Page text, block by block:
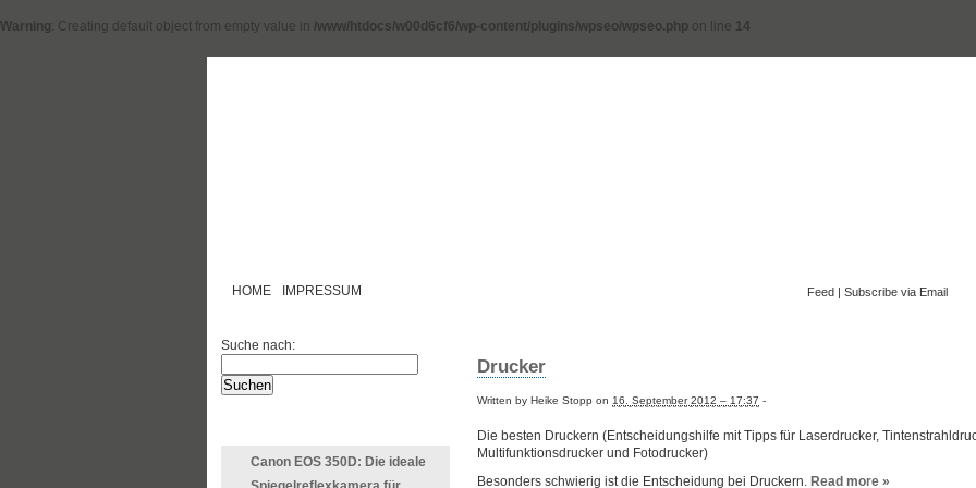
Warning: Creating default object from empty value in /www/htdocs/w00d6cf6/wp-content/plugins/wpseo/wpseo.php on line 14
HOME IMPRESSUM Feed | Subscribe via Email
Suche nach:
Canon EOS 350D: Die ideale
Drucker
Written by Heike Stopp on 16. September 2012 – 17:37 -
Die besten Druckern (Entscheidungshilfe mit Tipps für Laserdrucker,
Multifunktionsdrucker und Fotodrucker)
Besonders schwierig ist die Entscheidung bei Druckern. Read more »